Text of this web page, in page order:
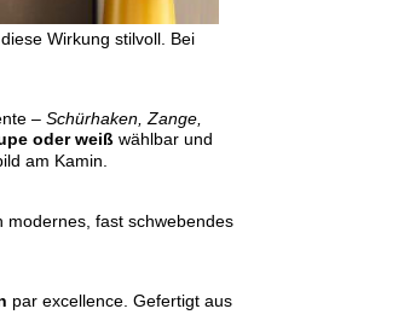
Wirkung stilvoll. Bei
– Schürhaken, Zange,
oder weißwählbar und
am Kamin.
fast schwebendes
par excellence. Gefertigt aus